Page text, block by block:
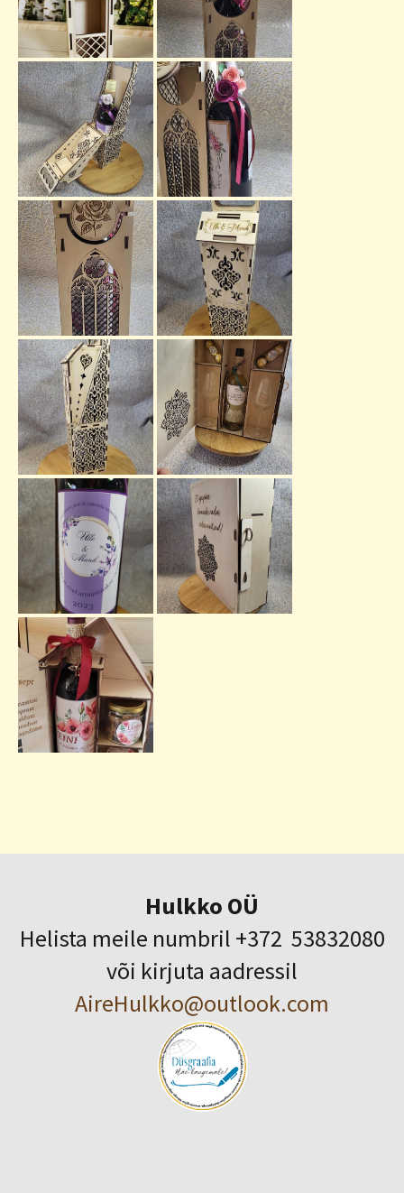
Hulkko OÜ
Helista meile numbril +372 53832080
või kirjuta aadressil
AireHulkko@outlook.com